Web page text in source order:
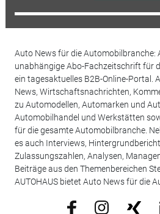
Auto News für die Automobilbranche:
unabhängige Abo-Fachzeitschrift für
ein tagesaktuelles B2B-Online-Portal.
News, Wirtschaftsnachrichten,
zu Automodellen, Automarken und
Automobilhandel und Werkstätten
für die gesamte Automobilbranche.
es auch Interviews,
Zulassungszahlen, Analysen,
Beiträge aus den Themenbereichen
AUTOHAUS bietet Auto News für die